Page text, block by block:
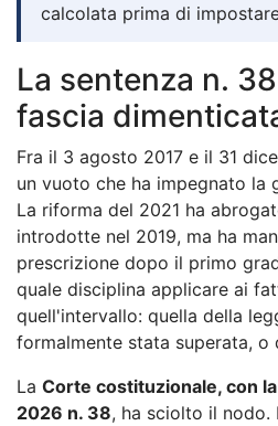
calcolata prima di
La sentenza n.
fascia
Fra il 3 agosto 2017 e il 31
un vuoto che ha impegnato la
La riforma del 2021 ha
introdotte nel 2019, ma ha
prescrizione dopo il primo
quale disciplina applicare ai
quell'intervallo: quella della
formalmente stata superata, o
La Corte costituzionale, con
2026 n. 38, ha sciolto il nodo.